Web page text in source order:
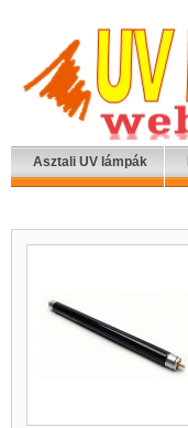
Asztali UV lámpák